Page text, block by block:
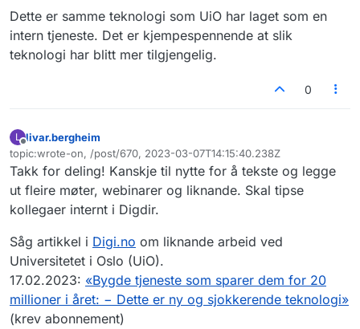
Dette er samme teknologi som UiO har laget som en
intern tjeneste. Det er kjempespennende at slik
teknologi har blitt mer tilgjengelig.
0
L
Frakoblet
livar.bergheim
topic:wrote-on, /post/670, 2023-03-07T14:15:40.238Z
Sist endret av
Takk for deling! Kanskje til nytte for å tekste og legge
ut fleire møter, webinarer og liknande. Skal tipse
kollegaer internt i Digdir.
Såg artikkel i Digi.no om liknande arbeid ved
Universitetet i Oslo (UiO).
17.02.2023: «Bygde tjeneste som sparer dem for 20
millioner i året: − Dette er ny og sjokkerende teknologi»
(krev abonnement)